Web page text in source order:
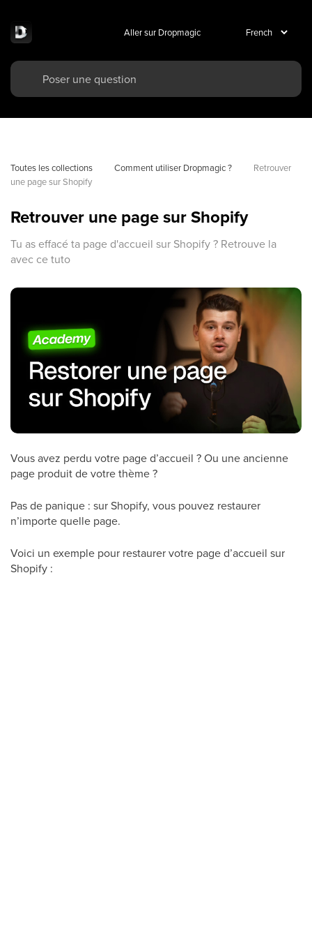
Aller sur Dropmagic
Toutes les collections Comment utiliser Dropmagic ?
Retrouver
une page sur Shopify
Retrouver une page sur Shopify
Tu as effacé ta page d'accueil sur Shopify ? Retrouve la
avec ce tuto
Vous avez perdu votre page d’accueil ? Ou une ancienne
page produit de votre thème ?
Pas de panique : sur Shopify, vous pouvez restaurer
n’importe quelle page.
Voici un exemple pour restaurer votre page d’accueil sur
Shopify :